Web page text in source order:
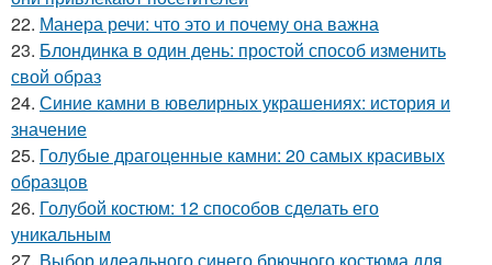
22. Манера речи: что это и почему она важна
23. Блондинка в один день: простой способ изменить
свой образ
24. Синие камни в ювелирных украшениях: история и
значение
25. Голубые драгоценные камни: 20 самых красивых
образцов
26. Голубой костюм: 12 способов сделать его
уникальным
27. Выбор идеального синего брючного костюма для